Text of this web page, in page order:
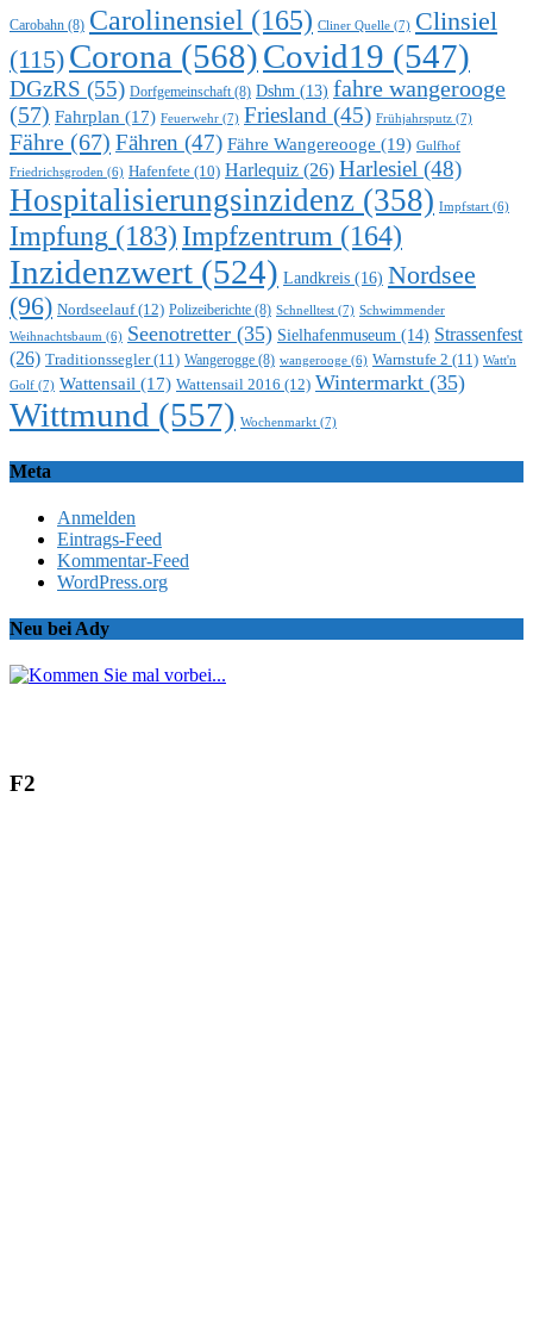
Carobahn (8) Carolinensiel (165) Cliner Quelle (7) Clinsiel
(115) Corona (568)Covid19 (547)
DGzRS (55) Dorfgemeinschaft(8) Dshm (13) fahre wangerooge
(57) Fahrplan (17) Feuerwehr (7) Friesland (45) Frühjahrsputz (7)
Fähre (67) Fähren (47) Fähre Wangereooge (19) Gulfhof
Friedrichsgroden (6) Hafenfete (10) Harlequiz (26) Harlesiel (48)
Hospitalisierungsinzidenz (358) Impfstart (6)
Impfung (183) Impfzentrum (164)
Inzidenzwert (524) Landkreis (16) Nordsee
(96) Nordseelauf(12) Polizeiberichte (8) Schnelltest (7) Schwimmender
Weihnachtsbaum (6) Seenotretter (35) Sielhafenmuseum (14) Strassenfest
(26) Traditionssegler(11) Wangerogge (8) wangerooge (6) Warnstufe 2 (11) Watt'n
Golf (7) Wattensail (17) Wattensail 2016 (12) Wintermarkt (35)
Wittmund (557) Wochenmarkt (7)
Meta
Anmelden
Eintrags-Feed
Kommentar-Feed
WordPress.org
Neu bei Ady
F2